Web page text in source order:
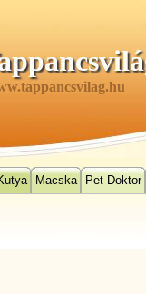
Macska Pet Doktor